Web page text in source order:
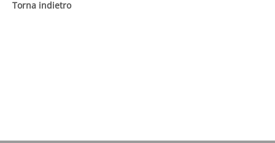
Torna indietro